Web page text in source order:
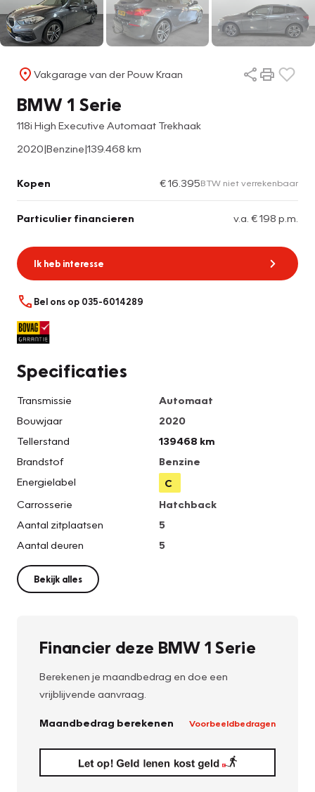
Vakgarage van der Pouw Kraan
BMW 1 Serie
118i High Executive Automaat Trekhaak
2020|Benzine|139.468 km
Kopen € 16.395BTW niet verrekenbaar
Particulier financieren v.a. € 198 p.m.
Ik heb interesse
Bel ons op 035-6014289
Specificaties
Transmissie
Automaat
Bouwjaar
2020
Tellerstand
139468 km
Brandstof
Benzine
Energielabel
C
Carrosserie
Hatchback
Aantal zitplaatsen
5
Aantal deuren
5
Bekijk alles
Financier deze BMW 1 Serie
Berekenen je maandbedrag en doe een
vrijblijvende aanvraag.
Maandbedrag berekenen Voorbeeldbedragen